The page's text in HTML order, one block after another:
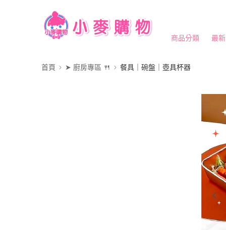
商品分類 最
首頁 ➤ 廚房專區 🍴 餐具｜碗盤｜壺具杯器